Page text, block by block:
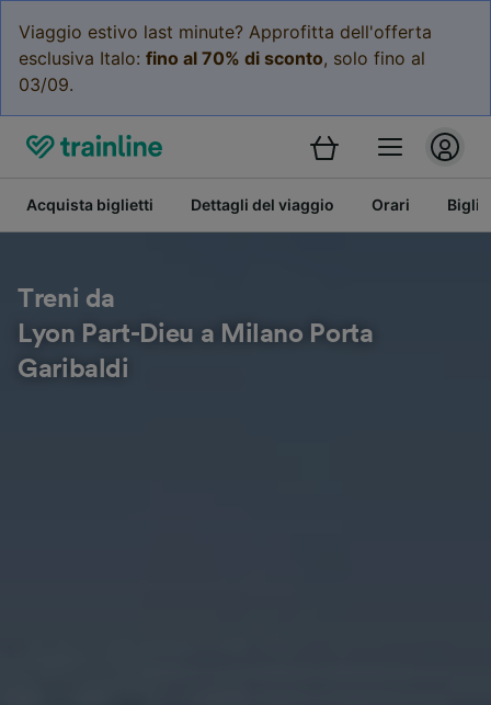
Viaggio estivo last minute? Approfitta dell'offerta
esclusiva Italo: fino al 70% di sconto, solo fino al
03/09.
Acquista biglietti Dettagli del viaggio Orari
Treni da
Lyon Part-Dieu a Milano Porta
Garibaldi